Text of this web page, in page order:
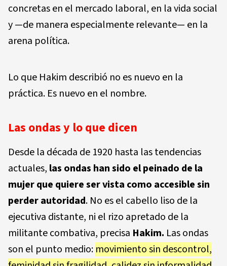
concretas en el mercado laboral, en la vida social
y —de manera especialmente relevante— en la
arena política.
Lo que Hakim describió no es nuevo en la
práctica. Es nuevo en el nombre.
Las ondas y lo que dicen
Desde la década de 1920 hasta las tendencias
actuales, las ondas han sido el peinado de la
mujer que quiere ser vista como accesible sin
perder autoridad. No es el cabello liso de la
ejecutiva distante, ni el rizo apretado de la
militante combativa, precisa Hakim. Las ondas
son el punto medio: movimiento sin descontrol,